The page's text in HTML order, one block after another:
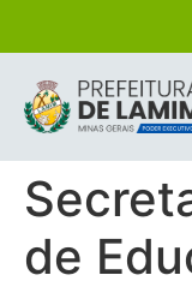
de